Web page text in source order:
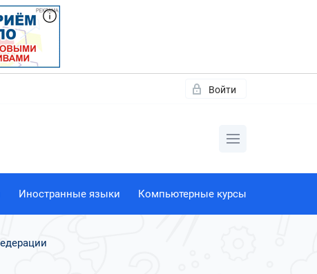
Войти
Иностранные языки Компьютерные курсы